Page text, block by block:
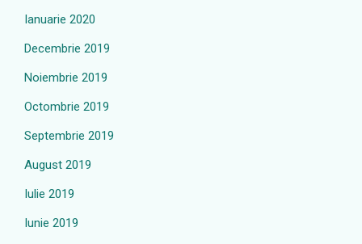
Ianuarie 2020
Decembrie 2019
Noiembrie 2019
Octombrie 2019
Septembrie 2019
August 2019
Iulie 2019
Iunie 2019